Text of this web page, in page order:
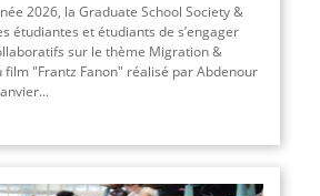
2026, la Graduate School Society &
étudiantes et étudiants de s’engager
sur le thème Migration &
film "Frantz Fanon" réalisé par Abdenour